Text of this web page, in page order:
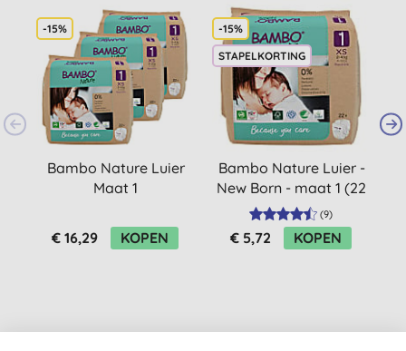
-15%
Bambo Nature Luier
Maat 1
(66 stuks)
€ 16,29 KOPEN
-15%
STAPELKORTING
Bambo Nature Luier -
New Born - maat 1 (22
stuks) (9)
€ 5,72 KOPEN